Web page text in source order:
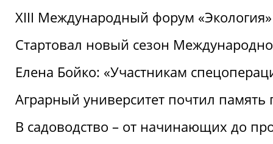
XIII Международный форум
Стартовал новый сезон
Елена Бойко: «Участникам
Аграрный университет почтил
В садоводство – от начинающих до